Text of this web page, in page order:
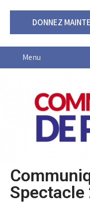
DONNEZ
Menu
Spectacle